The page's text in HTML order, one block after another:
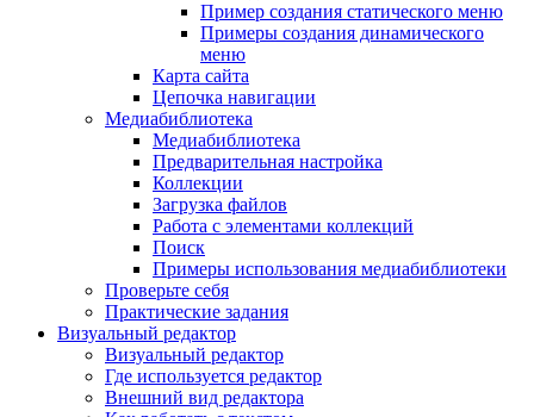
Пример создания статического меню
Примеры создания динамического
меню
Карта сайта
Цепочка навигации
Медиабиблиотека
Медиабиблиотека
Предварительная настройка
Коллекции
Загрузка файлов
Работа с элементами коллекций
Поиск
Примеры использования медиабиблиотеки
Проверьте себя
Практические задания
Визуальный редактор
Визуальный редактор
Где используется редактор
Внешний вид редактора